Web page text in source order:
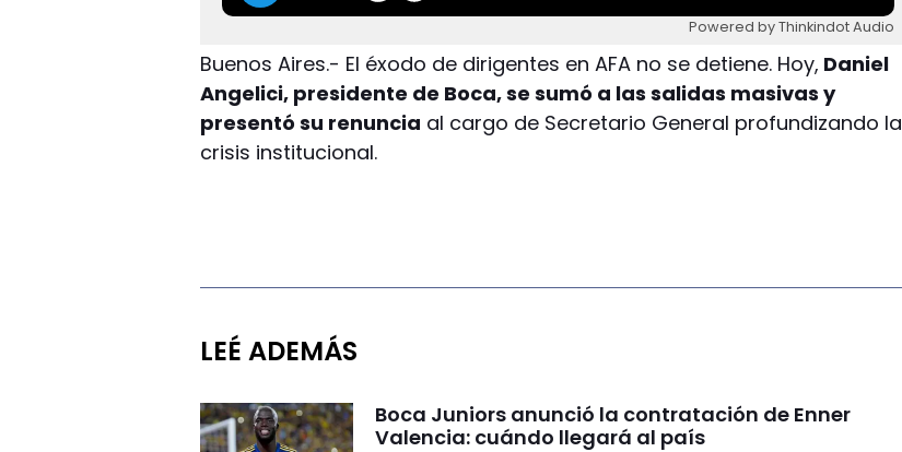
Powered by Thinkindot Audio
Buenos Aires.- El éxodo de dirigentes en AFA no se detiene. Hoy, Daniel
Angelici, presidente de Boca, se sumó a las salidas masivas y
presentó su renuncia al cargo de Secretario General profundizando la
crisis institucional.
LEÉ ADEMÁS
Boca Juniors anunció la contratación de Enner
Valencia: cuándo llegará al país